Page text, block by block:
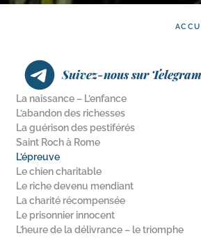
Suivez-nous sur Telegram
La naissance – L’enfance
L’abandon des richesses
La guérison des pestiférés
Saint Roch à Rome
L’épreuve
Le chien charitable
Le riche devenu mendiant
La charité récompensée
Le prisonnier innocent
L’heure de la délivrance – le triomphe